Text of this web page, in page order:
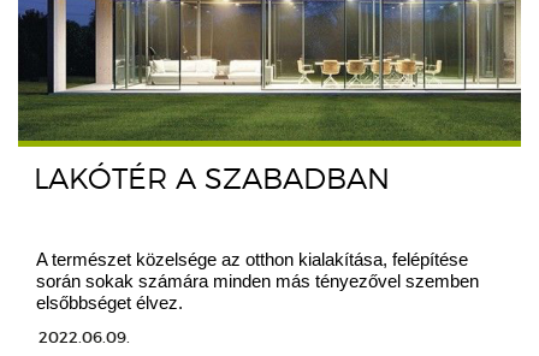
LAKÓTÉR A SZABADBAN
A természet közelsége az otthon kialakítása, felépítése
során sokak számára minden más tényezővel szemben
elsőbbséget élvez.
2022.06.09.